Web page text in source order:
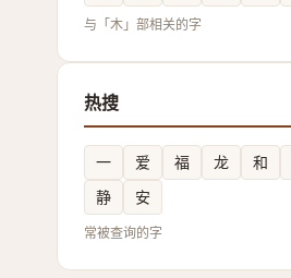
与「木」部相关的字
热搜
一 爱 福 龙 和
静
安
常被查询的字